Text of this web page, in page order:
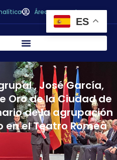
Área personal
, José García,
Oro de la Ciudad de
de la agrupación
el Teatro Romea
ES